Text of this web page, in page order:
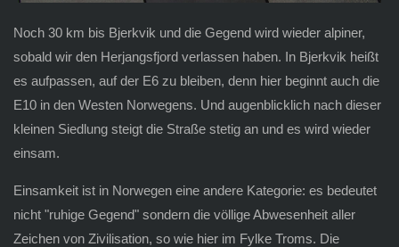
Noch 30 km bis Bjerkvik und die Gegend wird wieder alpiner,
sobald wir den Herjangsfjord verlassen haben. In Bjerkvik heißt
es aufpassen, auf der E6 zu bleiben, denn hier beginnt auch die
E10 in den Westen Norwegens. Und augenblicklich nach dieser
kleinen Siedlung steigt die Straße stetig an und es wird wieder
einsam.
Einsamkeit ist in Norwegen eine andere Kategorie: es bedeutet
nicht "ruhige Gegend" sondern die völlige Abwesenheit aller
Zeichen von Zivilisation, so wie hier im Fylke Troms. Die